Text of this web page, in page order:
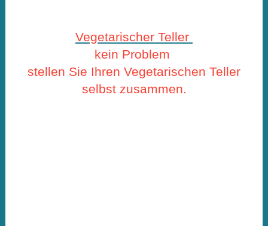
Vegetarischer Teller
kein Problem
stellen Sie Ihren Vegetarischen Teller
selbst zusammen.